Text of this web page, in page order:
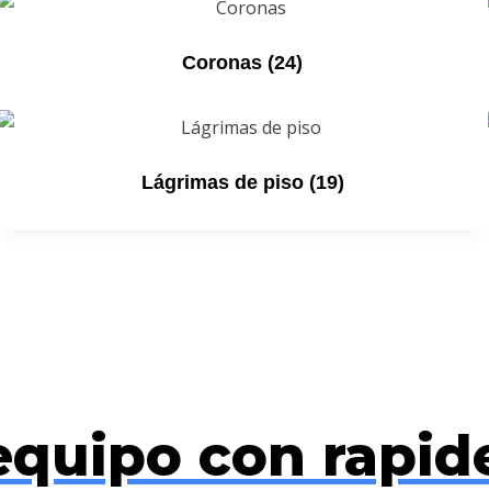
Coronas (24)
Lágrimas de piso (19)
con